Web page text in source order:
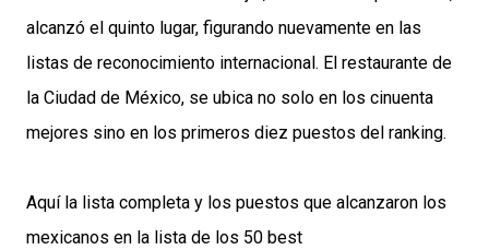
alcanzó el quinto lugar, figurando nuevamente en las
listas de reconocimiento internacional. El restaurante de
la Ciudad de México, se ubica no solo en los cinuenta
mejores sino en los primeros diez puestos del ranking.
Aquí la lista completa y los puestos que alcanzaron los
mexicanos en la lista de los 50 best